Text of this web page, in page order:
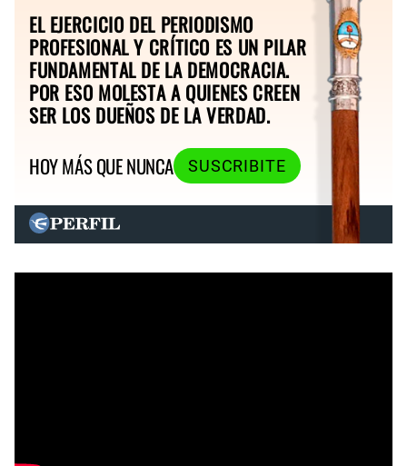
EL EJERCICIO DEL PERIODISMO
PROFESIONAL Y CRÍTICO ES UN PILAR
FUNDAMENTAL DE LA DEMOCRACIA.
POR ESO MOLESTA A QUIENES CREEN
SER LOS DUEÑOS DE LA VERDAD.
HOY MÁS QUE NUNCA
SUSCRIBITE